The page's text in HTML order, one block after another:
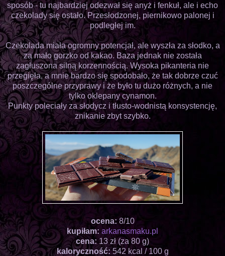
sposób - tu najbardziej odezwał się anyż i fenkuł, ale i echo
czekolady się ostało. Przesłodzonej, piernikowo palonej i
podległej im.
Czekolada miała ogromny potencjał, ale wyszła za słodko, a
za mało gorzko od kakao. Baza jednak nie została
zagłuszona silną korzennością. Wysoka pikanteria nie
przegięła, a mnie bardzo się spodobało, że tak dobrze czuć
poszczególne przyprawy i że było tu dużo różnych, a nie
tylko oklepany cynamon.
Punkty poleciały za słodycz i tłusto-wodnistą konsystencję,
znikanie zbyt szybko.
ocena: 8/10
kupiłam: arkanasmaku.pl
cena: 13 zł (za 80 g)
kaloryczność:542 kcal / 100 g